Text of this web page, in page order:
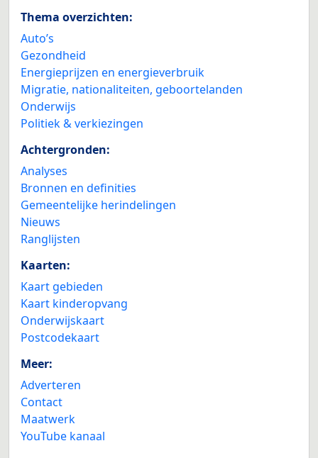
Thema overzichten:
Auto’s
Gezondheid
Energieprijzen en energieverbruik
Migratie, nationaliteiten, geboortelanden
Onderwijs
Politiek & verkiezingen
Achtergronden:
Analyses
Bronnen en definities
Gemeentelijke herindelingen
Nieuws
Ranglijsten
Kaarten:
Kaart gebieden
Kaart kinderopvang
Onderwijskaart
Postcodekaart
Meer:
Adverteren
Contact
Maatwerk
YouTube kanaal